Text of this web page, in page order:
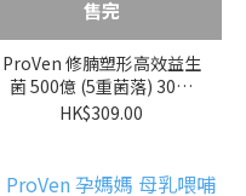
售完
ProVen 修腩塑形高效益生
菌 500億 (5重菌落) 30粒
(平行進口)
HK$309.00